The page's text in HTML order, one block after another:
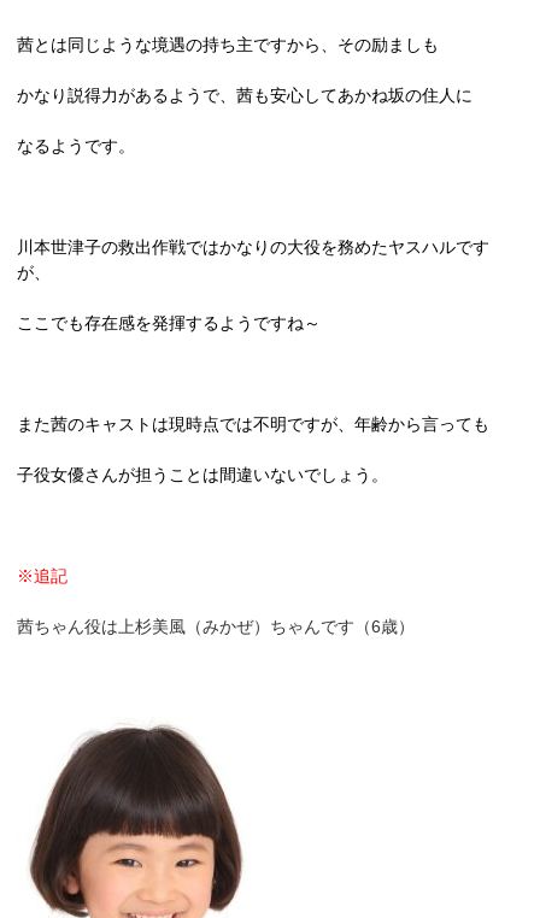
茜とは同じような境遇の持ち主ですから、その励ましも
かなり説得力があるようで、茜も安心してあかね坂の住人に
なるようです。
川本世津子の救出作戦ではかなりの大役を務めたヤスハルです
が、
ここでも存在感を発揮するようですね～
また茜のキャストは現時点では不明ですが、年齢から言っても
子役女優さんが担うことは間違いないでしょう。
※追記
茜ちゃん役は上杉美風（みかぜ）ちゃんです（6歳）